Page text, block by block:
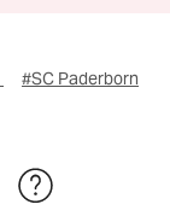
#SC Paderborn